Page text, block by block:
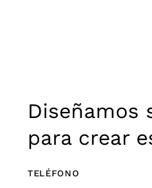
Diseñamos
para crear
TELÉFONO